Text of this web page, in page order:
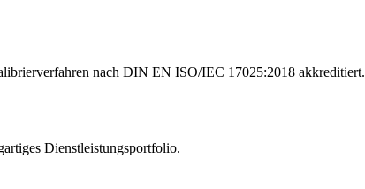
nach DIN EN ISO/IEC 17025:2018 akkreditiert.
Dienstleistungsportfolio.